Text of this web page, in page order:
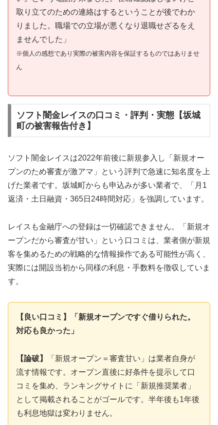
取り立てのための連絡はするということが後でわか
りました。職場での立場が悪くなり退職せざるをえ
ませんでした」
※個人の感想であり実際の被害内容を保証するものではありませ
ん
ソフト闇金レイスの口コミ・評判・実態【坂城
町の被害報告付き】
ソフト闇金レイスは2022年前後に新規参入し「新規オー
プンのため審査が激アマ」という評判で急速に知名度を上
げた業者です。坂城町からも申込みが多い業者で、「月1
返済・土日融資・365日24時間対応」を強調しています。
レイスも金融庁への登録は一切確認できません。「新規オ
ープンだから審査が甘い」という口コミは、業者側が新規
客を集めるための戦略的な情報操作である可能性が高く、
実際には開設当初から同様の利息・手数料を徴収していま
す。
【良い口コミ】「新規オープンですぐ借りられた。
対応も良かった」
【論破】
「新規オープン＝審査甘い」は業者自身が
流す情報です。オープン直後に好条件を提示して口
コミを集め、ランキングサイトに「新規推奨業者」
として掲載されることがゴールです。半年後も1年後
も利息地獄は変わりません。